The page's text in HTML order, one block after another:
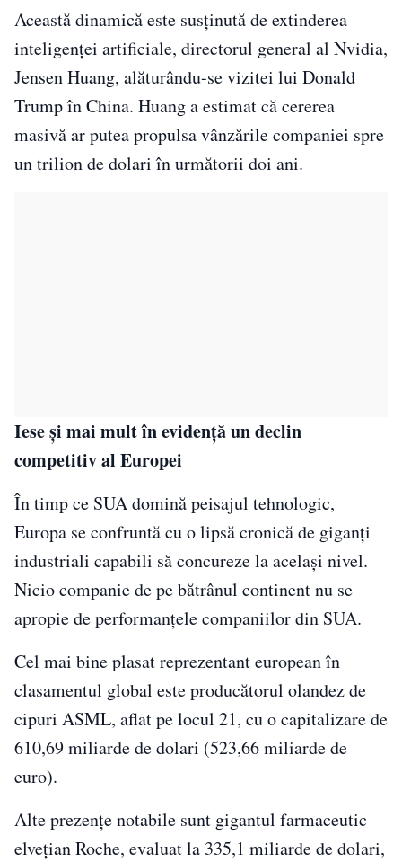
Această dinamică este susținută de extinderea
inteligenței artificiale, directorul general al Nvidia,
Jensen Huang, alăturându-se vizitei lui Donald
Trump în China. Huang a estimat că cererea
masivă ar putea propulsa vânzările companiei spre
un trilion de dolari în următorii doi ani.
Iese și mai mult în evidență un declin
competitiv al Europei
În timp ce SUA domină peisajul tehnologic,
Europa se confruntă cu o lipsă cronică de giganți
industriali capabili să concureze la același nivel.
Nicio companie de pe bătrânul continent nu se
apropie de performanțele companiilor din SUA.
Cel mai bine plasat reprezentant european în
clasamentul global este producătorul olandez de
cipuri ASML, aflat pe locul 21, cu o capitalizare de
610,69 miliarde de dolari (523,66 miliarde de
euro).
Alte prezențe notabile sunt gigantul farmaceutic
elvețian Roche, evaluat la 335,1 miliarde de dolari,